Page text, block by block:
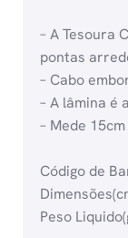
– A Tesoura
pontas
– Cabo
– A lâmina é
– Mede
Código de
Peso